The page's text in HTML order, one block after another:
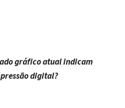
gráfico atual indicam
digital?